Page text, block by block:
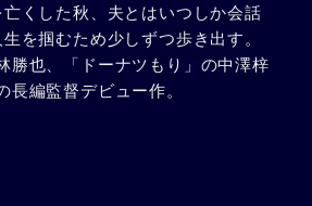
くした秋、夫とはいつしか会話
を掴むため少しずつ歩き出す。
勝也、「ドーナツもり」の中澤梓
編監督デビュー作。